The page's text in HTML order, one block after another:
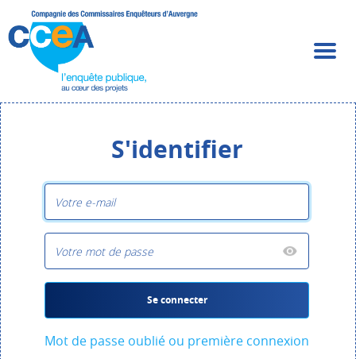
S'identifier
Se connecter
Mot de passe oublié ou première connexion